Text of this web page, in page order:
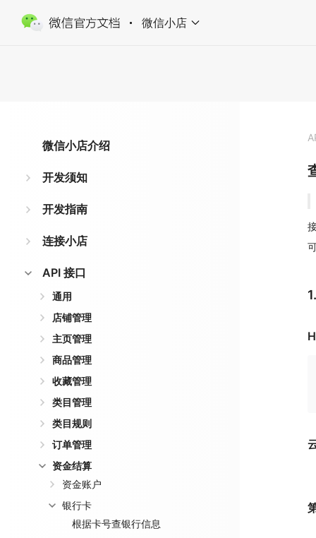
微信小店
微信小店介绍
开发须知
开发指南
连接小店
API 接口
通用
店铺管理
主页管理
商品管理
收藏管理
类目管理
类目规则
订单管理
资金结算
资金账户
银行卡
根据卡号查银行信息